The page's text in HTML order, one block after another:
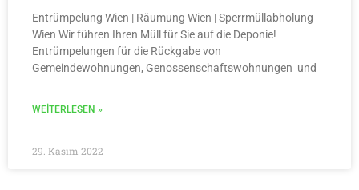
Entrümpelung Wien | Räumung Wien | Sperrmüllabholung
Wien Wir führen Ihren Müll für Sie auf die Deponie!
Entrümpelungen für die Rückgabe von
Gemeindewohnungen, Genossenschaftswohnungen und
WEITERLESEN »
29. Kasım 2022